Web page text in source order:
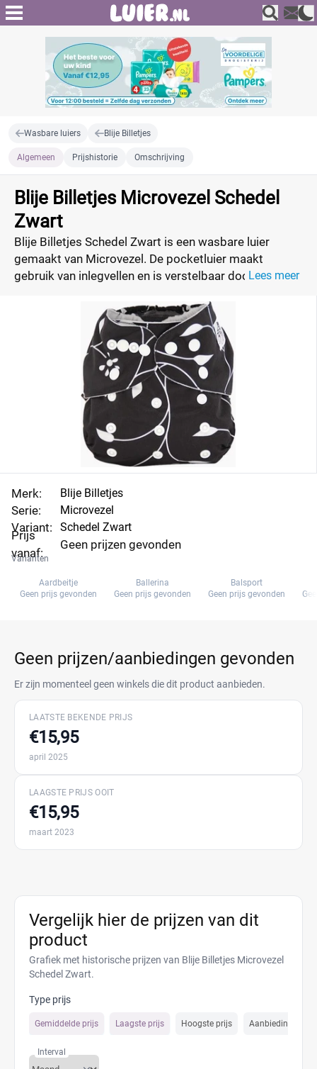
Wasbare luiers Blije Billetjes
Algemeen Prijshistorie Omschrijving
Blije Billetjes Microvezel Schedel
Zwart
Blije Billetjes Schedel Zwart is een wasbare luier
gemaakt van Microvezel. De pocketluier maakt
gebruik van inlegvellen en is verstelbaar door behulp
Lees meer
Merk:
Serie:
Variant:
Prijs
vanaf:
Blije Billetjes
Microvezel
Schedel Zwart
Geen prijzen gevonden
Varianten
Aardbeitje
Geen prijs gevonden
Ballerina
Geen prijs gevonden
Balsport
Geen prijs gevonden
Geen prijzen/aanbiedingen gevonden
Er zijn momenteel geen winkels die dit product aanbieden.
LAATSTE BEKENDE PRIJS
€15,95
april 2025
LAAGSTE PRIJS OOIT
€15,95
maart 2023
Vergelijk hier de prijzen van dit
product
Grafiek met historische prijzen van Blije Billetjes Microvezel
Schedel Zwart.
Type prijs
Gemiddelde prijs Laagste prijs Hoogste prijs Aanbiedings prijs
Interval